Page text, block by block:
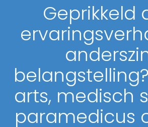
Geprikkeld
arts, medisch
paramedicus